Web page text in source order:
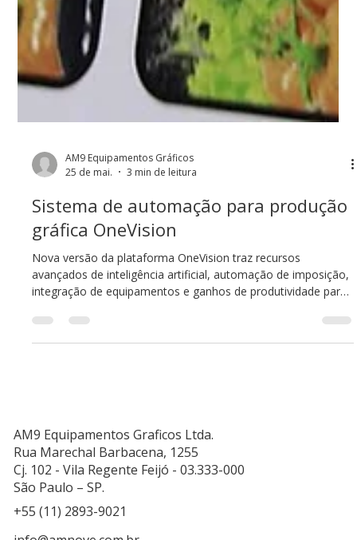
25 de mai.
3 min de leitura
Sistema de automação para produção
gráfica OneVision
Nova versão da plataforma OneVision traz recursos
integração de equipamentos e ganhos de produtividade para
impressão comercial, rótulos, embalagens e grandes
AM9 Equipamentos Graficos Ltda.
Rua Marechal Barbacena, 1255
Cj. 102 - Vila Regente Feijó - 03.333-000
São Paulo – SP.